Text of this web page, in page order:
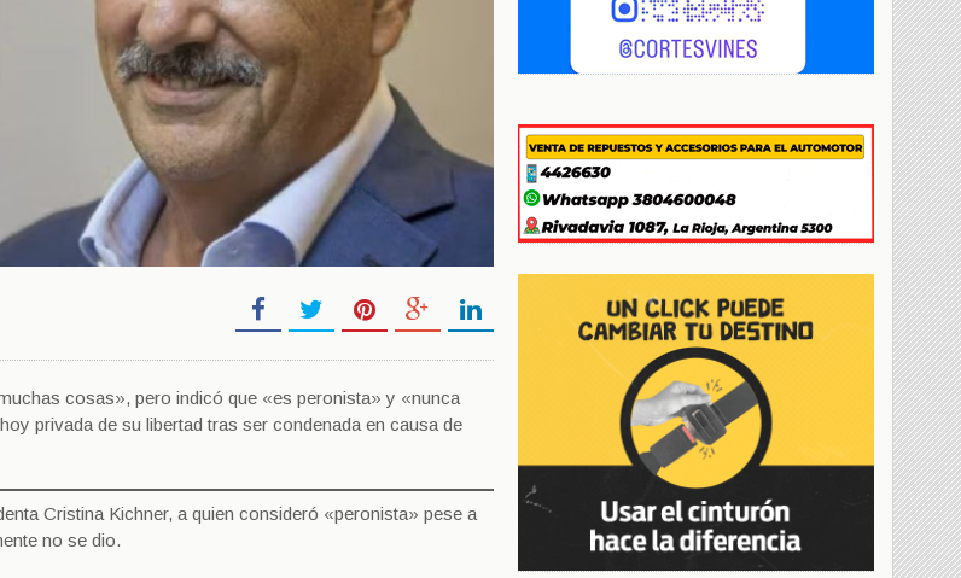
cosas», pero indicó que «es peronista» y «nunca
privada de su libertad tras ser condenada en causa de
Cristina Kichner, a quien consideró «peronista» pese a
no se dio.